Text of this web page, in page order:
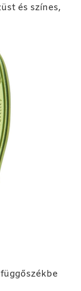
és színes,